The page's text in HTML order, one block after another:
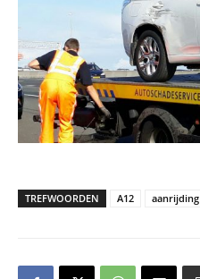
TREFWOORDEN A12 aanrijding